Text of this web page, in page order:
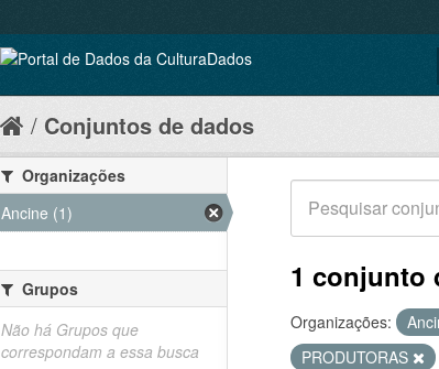
Conjuntos de dados
1 conjunto
Organizações:
PRODUTORAS
Organizações
Ancine (1)
Grupos
Não há Grupos que
correspondam a essa busca